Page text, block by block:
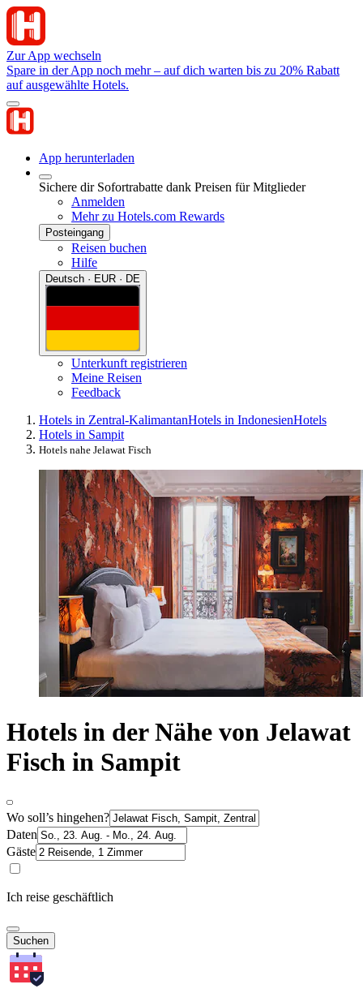
Zur App wechseln
Spare in der App noch mehr – auf dich warten bis zu 20% Rabatt
auf ausgewählte Hotels.
App herunterladen
Sichere dir Sofortrabatte dank Preisen für Mitglieder
Anmelden
Mehr zu Hotels.com Rewards
Posteingang
Reisen buchen
Hilfe
Deutsch · EUR · DE
Unterkunft registrieren
Meine Reisen
Feedback
Hotels in Zentral-KalimantanHotels in IndonesienHotels
Hotels in Sampit
Hotels nahe Jelawat Fisch
Hotels in der Nähe von Jelawat
Fisch in Sampit
Wo soll’s hingehen?
Daten
Gäste
Ich reise geschäftlich
Suchen